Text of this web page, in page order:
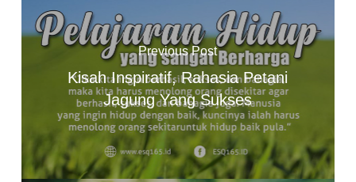
Previous Post
Kisah Inspiratif, Rahasia Petani
Jagung Yang Sukses